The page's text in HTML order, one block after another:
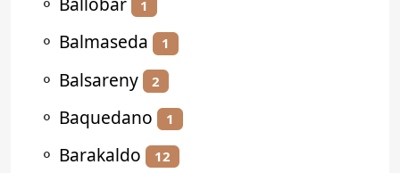
1
⚬ Balmaseda 1
⚬ Balsareny 2
⚬ Baquedano 1
⚬ Barakaldo 12